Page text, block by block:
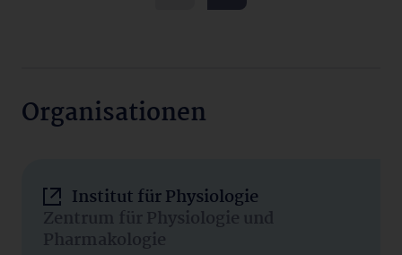
Organisationen
Institut für Physiologie
Zentrum für Physiologie und
Pharmakologie